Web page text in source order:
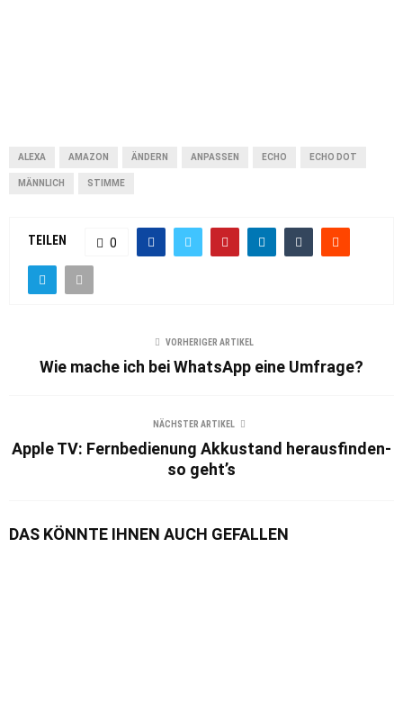
ALEXA AMAZON ÄNDERN ANPASSEN ECHO ECHO DOT
MÄNNLICH STIMME
TEILEN 0
VORHERIGER ARTIKEL
Wie mache ich bei WhatsApp eine Umfrage?
NÄCHSTER ARTIKEL
Apple TV: Fernbedienung Akkustand herausfinden-
so geht’s
DAS KÖNNTE IHNEN AUCH GEFALLEN